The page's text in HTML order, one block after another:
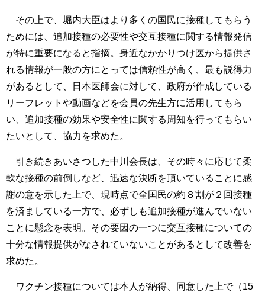
その上で、堀内大臣はより多くの国民に接種してもらう
ためには、追加接種の必要性や交互接種に関する情報発信
が特に重要になると指摘。身近なかかりつけ医から提供さ
れる情報が一般の方にとっては信頼性が高く、最も説得力
があるとして、日本医師会に対して、政府が作成している
リーフレットや動画などを会員の先生方に活用してもら
い、追加接種の効果や安全性に関する周知を行ってもらい
たいとして、協力を求めた。
引き続きあいさつした中川会長は、その時々に応じて柔
軟な接種の前倒しなど、迅速な決断を頂いていることに感
謝の意を示した上で、現時点で全国民の約８割が２回接種
を済ましている一方で、必ずしも追加接種が進んでいない
ことに懸念を表明。その要因の一つに交互接種についての
十分な情報提供がなされていないことがあるとして改善を
求めた。
ワクチン接種については本人が納得、同意した上で（15